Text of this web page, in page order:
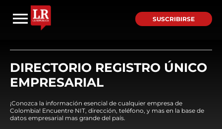
SUSCRIBIRSE
DIRECTORIO REGISTRO ÚNICO
EMPRESARIAL
¡Conozca la información esencial de cualquier empresa de
Colombia! Encuentre NIT, dirección, teléfono, y mas en la base de
datos empresarial mas grande del país.